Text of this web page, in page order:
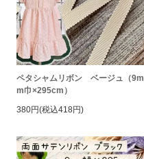
ペタシャムリボン ベージュ（9m
m巾×295cm）
380円(税込418円)